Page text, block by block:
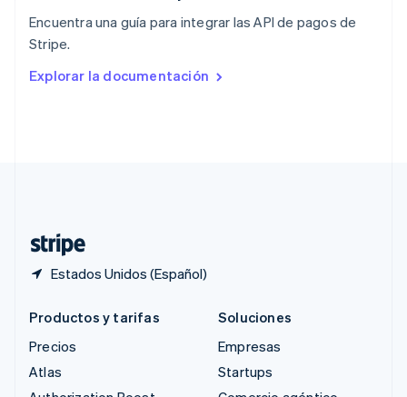
Encuentra una guía para integrar las API de pagos de
Stripe.
Explorar la documentación
Estados Unidos (Español)
República Checa
English
English
Productos y tarifas
Precios
Atlas
Soluciones
Empresas
Startups